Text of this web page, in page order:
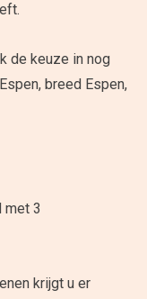
de keuze in nog
breed Espen,
met 3
krijgt u er